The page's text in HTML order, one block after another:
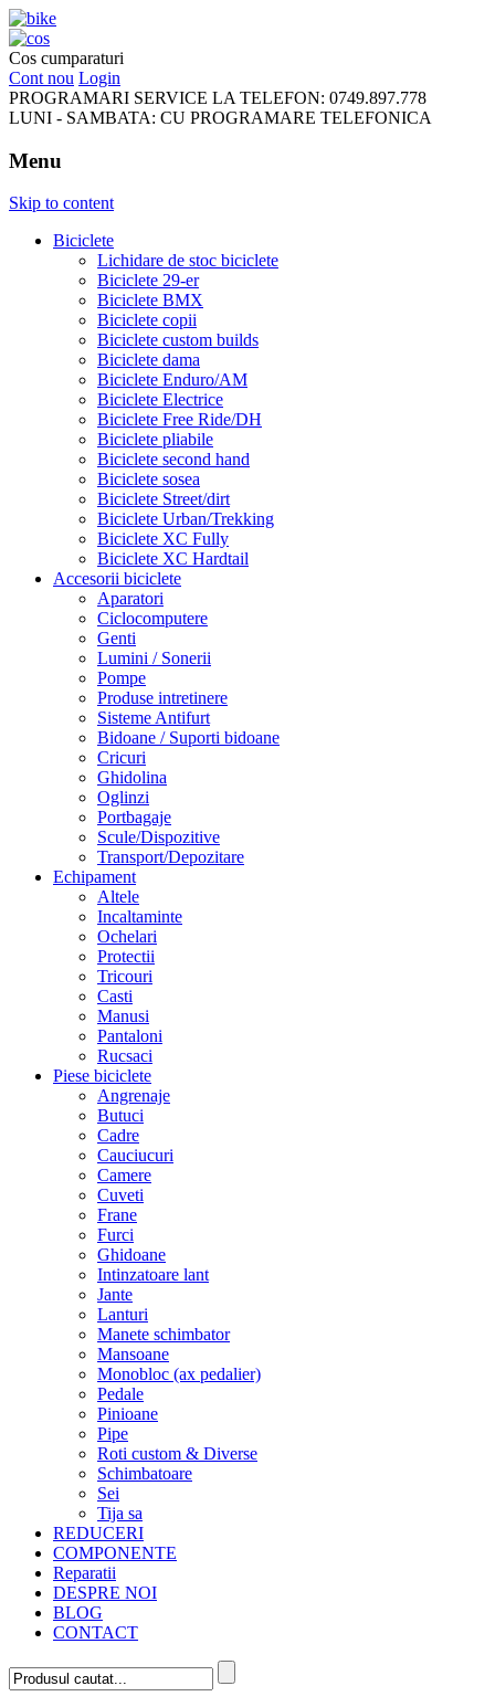
FreeRideBikes
Cos cumparaturi
Cont nou Login
PROGRAMARI SERVICE LA TELEFON: 0749.897.778
LUNI - SAMBATA: CU PROGRAMARE TELEFONICA
Menu
Skip to content
Biciclete
Lichidare de stoc biciclete
Biciclete 29-er
Biciclete BMX
Biciclete copii
Biciclete custom builds
Biciclete dama
Biciclete Enduro/AM
Biciclete Electrice
Biciclete Free Ride/DH
Biciclete pliabile
Biciclete second hand
Biciclete sosea
Biciclete Street/dirt
Biciclete Urban/Trekking
Biciclete XC Fully
Biciclete XC Hardtail
Accesorii biciclete
Aparatori
Ciclocomputere
Genti
Lumini / Sonerii
Pompe
Produse intretinere
Sisteme Antifurt
Bidoane / Suporti bidoane
Cricuri
Ghidolina
Oglinzi
Portbagaje
Scule/Dispozitive
Transport/Depozitare
Echipament
Altele
Incaltaminte
Ochelari
Protectii
Tricouri
Casti
Manusi
Pantaloni
Rucsaci
Piese biciclete
Angrenaje
Butuci
Cadre
Cauciucuri
Camere
Cuveti
Frane
Furci
Ghidoane
Intinzatoare lant
Jante
Lanturi
Manete schimbator
Mansoane
Monobloc (ax pedalier)
Pedale
Pinioane
Pipe
Roti custom & Diverse
Schimbatoare
Sei
Tija sa
REDUCERI
COMPONENTE
Reparatii
DESPRE NOI
BLOG
CONTACT